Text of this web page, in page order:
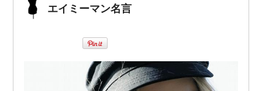
エイミーマン名言